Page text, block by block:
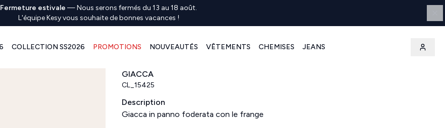
Fermeture estivale —Nous serons fermés du 13 au 18 août.
L'équipe Kesy vous souhaite de bonnes vacances !
COLLECTION SS2026 PROMOTIONS NOUVEAUTÉS VÊTEMENTS CHEMISES JEANS
GIACCA
CL_15425
Description
Giacca in panno foderata con le frange